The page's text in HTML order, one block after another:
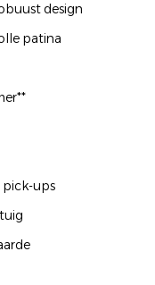
design
patina
pick-ups